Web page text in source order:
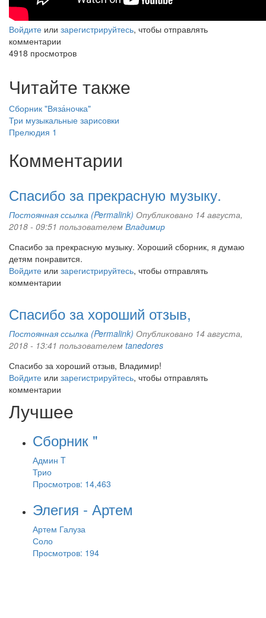
Войдите или зарегистрируйтесь, чтобы отправлять
комментарии
4918 просмотров
Читайте также
Сборник "Вяза́ночка"
Три музыкальные зарисовки
Прелюдия 1
Комментарии
Спасибо за прекрасную музыку.
Постоянная ссылка (Permalink) Опубликовано 14 августа,
2018 - 09:51 пользователем Владимир
Спасибо за прекрасную музыку. Хороший сборник, я думаю
детям понравится.
Войдите или зарегистрируйтесь, чтобы отправлять
комментарии
Спасибо за хороший отзыв,
Постоянная ссылка (Permalink) Опубликовано 14 августа,
2018 - 13:41 пользователем tanedores
Спасибо за хороший отзыв, Владимир!
Войдите или зарегистрируйтесь, чтобы отправлять
комментарии
Лучшее
Сборник "
Админ T
Трио
Просмотров: 14,463
Элегия - Артем
Артем Галуза
Соло
Просмотров: 194